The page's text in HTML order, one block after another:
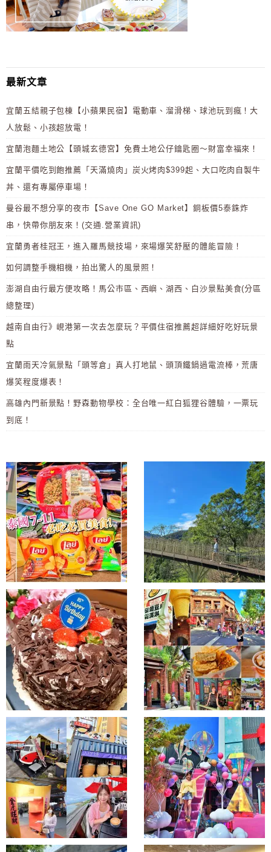
最新文章
宜蘭五結親子包棟【小蘋果民宿】電動車、溜滑梯、球池玩到瘋！大
人放鬆、小孩超放電！
宜蘭泡麵土地公【頭城玄德宮】免費土地公仔鑰匙圈～財富幸福來！
宜蘭平價吃到飽推薦「天滿燒肉」炭火烤肉$399起、大口吃肉自製牛
丼、還有專屬停車場！
曼谷最不想分享的夜市【Save One GO Market】銅板價5泰銖炸
串，快帶你朋友來！(交通.營業資訊)
宜蘭勇者桂冠王，進入羅馬競技場，來場爆笑舒壓的體能冒險！
如何調整手機相機，拍出驚人的風景照！
澎湖自由行最方便攻略！馬公市區、西嶼、湖西、白沙景點美食(分區
總整理)
越南自由行》峴港第一次去怎麼玩？平價住宿推薦超詳細好吃好玩景
點
宜蘭雨天冷氣景點「頭等倉」真人打地鼠、頭頂鐵鍋過電流棒，荒唐
爆笑程度爆表！
高雄內門新景點！野森動物學校：全台唯一紅白狐狸谷體驗，一票玩
到底！